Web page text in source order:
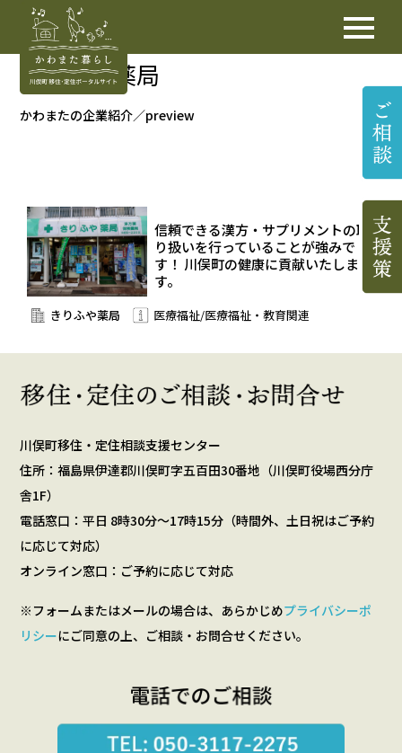
きりふや薬局
かわまたの企業紹介／preview
信頼できる漢方・サプリメントの取
り扱いを行っていることが強みで
す！ 川俣町の健康に貢献いたしま
す。
きりふや薬局 医療福祉/医療福祉・教育関連
川俣町移住・定住相談支援センター
住所：福島県伊達郡川俣町字五百田30番地（川俣町役場西分庁
舎1F）
電話窓口：平日 8時30分～17時15分（時間外、土日祝はご予約
に応じて対応）
オンライン窓口：ご予約に応じて対応
※フォームまたはメールの場合は、あらかじめプライバシーポ
リシーにご同意の上、ご相談・お問合せください。